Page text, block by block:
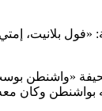
بلانيت،
«واشنطن
وكان معه